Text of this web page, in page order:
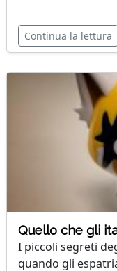
Continua la lettura
Quello che gli
I piccoli segreti
quando gli